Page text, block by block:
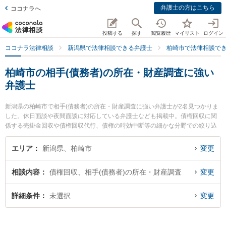
ココナラへ 弁護士の方はこちら
投稿する 探す 閲覧履歴 マイリスト ログイン
ココナラ法律相談 新潟県で法律相談できる弁護士 柏崎市で法律相談で
柏崎市の相手(債務者)の所在・財産調査に強い
弁護士
新潟県の柏崎市で相手(債務者)の所在・財産調査に強い弁護士が2名見つかりま
した。休日面談や夜間面談に対応している弁護士なども掲載中。債権回収に関
係する売掛金回収や債権回収代行、債権の時効中断等の細かな分野での絞り込
み検索もでき便利です。特に関矢法律事務所の関矢 聡史弁護士や柏崎きぼう法
律事務所の田才 淳一弁護士のプロフィール情報や弁護士費用、強みなどが注目
トラブル解決の実績豊富な近くの弁護士を検索したい』『初回相談無料で相手
(債務者)の所在・財産調査を法律相談できる柏崎市内の弁護士に相談予約した
い』などでお困りの相談者さんにおすすめです。
エリア 新潟県、柏崎市 変更
相談内容 債権回収、相手(債務者)の所在・財産調査 変更
詳細条件 未選択 変更